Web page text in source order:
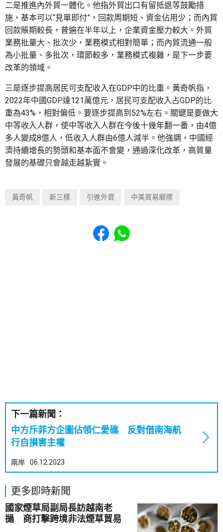
二是推進內外貿一體化。他指外貿出口有留抵退等鼓勵措
施，基本可以“見單即付”，回款周期短、資金佔用少；而內貿
回款賬期較長，普遍在半年以上，企業資金壓力較大。外貿
業務批量大、批次少，業務模式相對簡單；而內貿流通一般
為小批量、多批次，環節較多，業務模式複雜，是下一步要
改革的領域。
三是逐步提高居民可支配收入在GDP中的比重。黃奇帆指，
2022年中國GDP達121萬億元，居民可支配收入占GDP的比
重為43%，相對偏低。要逐步提高到52%左右。關鍵是要做大
中等收入人群，使中等收入人群在今後十幾年翻一番，由4億
多人變成8億人，低收入人群由6億人減半。他強調，中國經
濟持續增長的勢頭和基本面不會變，通過深化改革，高質量
發展的基礎只會越走越紥實。
黃奇帆 新三樣 引進外資 中美貿易磨擦
Share to Facebook
Share to WhatsApp
下一篇新聞：
中方斥菲方企圖佔領仁愛礁 反對借南海航
行自損害主權
兩岸 06.12.2023
更多即時新聞
國家煙草局副局長訪越南老
撾 商打擊跨境非法煙草貿易